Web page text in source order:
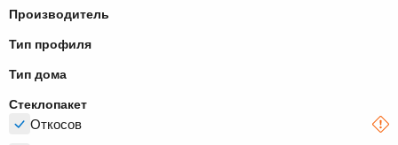
Производитель
Тип профиля
Тип дома
Стеклопакет
Откосов